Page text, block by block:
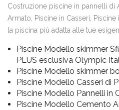
Costruzione piscine in pannelli di
Armato, Piscine in Casseri,
la piscina più adatta alle tue
Piscine Modello skimmer
PLUS esclusiva Olympic
Piscine Modello skimmer
Piscine Modello Casseri di
Piscine Modello Pannelli in
Piscine Modello Cemento